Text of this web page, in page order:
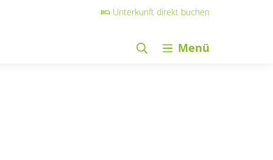
Unterkunft direkt buchen
Menü